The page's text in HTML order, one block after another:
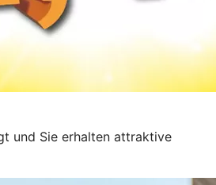
und Sie erhalten attraktive